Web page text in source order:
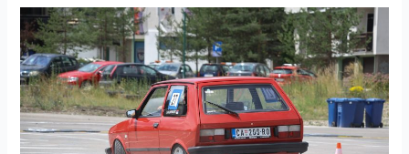
5.
MOTORKANA
ZLATIBOR